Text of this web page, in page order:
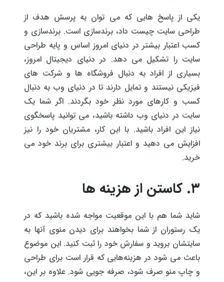
یکی از پاسخ هایی که می توان به پرسش هدف از
طراحی سایت چیست داد، برندسازی است. برندسازی و
کسب اعتبار بیشتر در دنیای امروز اساس و پایه طراحی
سایت را تشکیل می دهد. در دنیای دیجیتال امروز،
بسیاری از افراد به دنبال فروشگاه ها و شرکت های
فیزیکی نیستند و تمایل دارند تا در دنیای وب به دنبال
کسب و کارهای مورد نظر خود بگردند. اگر شما یک
سایت در دنیای وب داشته باشید، می توانید پاسخگوی
نیاز این افراد باشید. با این کار، مشتریان خود را نیز
افزایش می دهید و اعتبار بیشتری برای برند خود می
خرید.
۳. کاستن از هزینه ها
شاید شما هم با این موقعیت مواجه شده باشید که در
یک رستوران از شما بخواهند برای دیدن منوی آنها به
سایتشان بروید و سفارش خود را ثبت کنید. این موضوع
باعث می شود در هزینه‌هایی که قرار است برای طراحی
و چاپ منو صرف شود، صرفه جویی شود. علاوه بر این،